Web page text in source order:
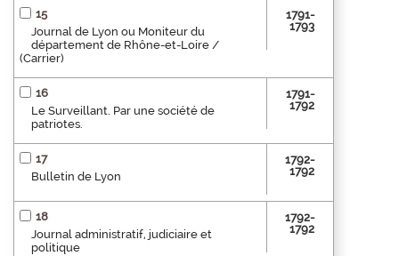
15
Journal de Lyon ou Moniteur du
département de Rhône-et-Loire /
(Carrier)
1791-
1793
16
Le Surveillant. Par une société de
patriotes.
1791-
1792
17
Bulletin de Lyon
1792-
1792
18
Journal administratif, judiciaire et
politique
1792-
1792